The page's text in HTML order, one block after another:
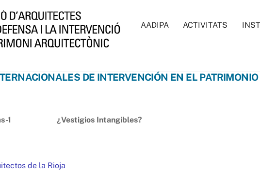
AADIPA ACTIVITATS
DE INTERVENCIÓN EN EL PATRIMONIO
¿Vestigios Intangibles?
de la Rioja